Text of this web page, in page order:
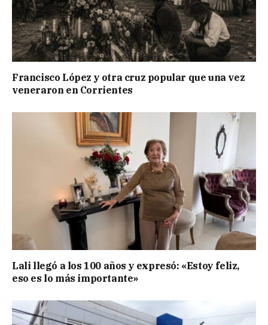
Francisco López y otra cruz popular que una vez
veneraron en Corrientes
Lali llegó a los 100 años y expresó: «Estoy feliz,
eso es lo más importante»